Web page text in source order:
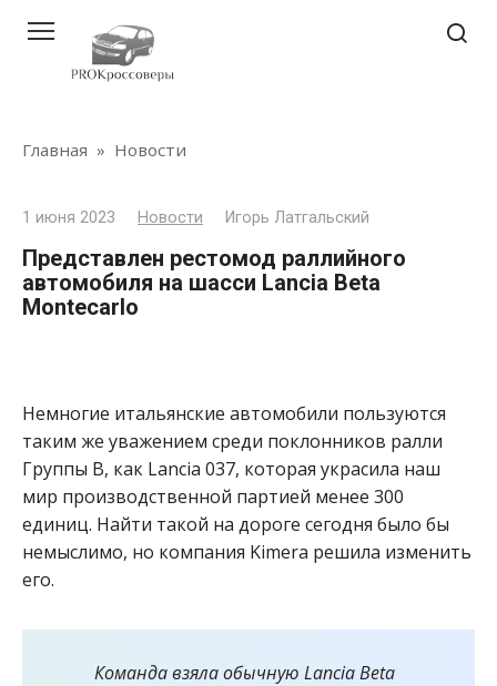
контенту
Главная » Новости
1 июня 2023 Новости Игорь Латгальский
Представлен рестомод раллийного
автомобиля на шасси Lancia Beta
Montecarlo
Немногие итальянские автомобили пользуются
таким же уважением среди поклонников ралли
Группы B, как Lancia 037, которая украсила наш
мир производственной партией менее 300
единиц. Найти такой на дороге сегодня было бы
немыслимо, но компания Kimera решила изменить
его.
Команда взяла обычную Lancia Beta